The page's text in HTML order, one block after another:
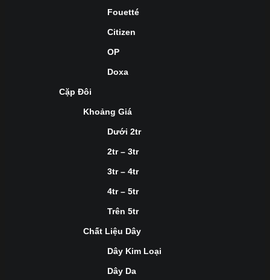
Fouetté
Citizen
OP
Doxa
Cặp Đôi
Khoảng Giá
Dưới 2tr
2tr – 3tr
3tr – 4tr
4tr – 5tr
Trên 5tr
Chất Liệu Dây
Dây Kim Loại
Dây Da